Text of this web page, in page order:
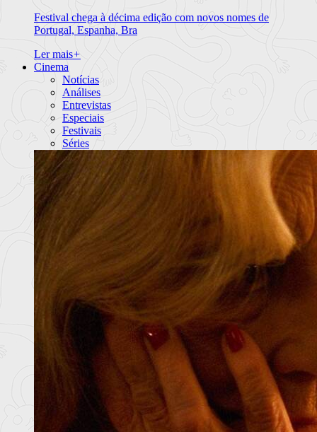
Festival chega à décima edição com novos nomes de
Portugal, Espanha, Bra
Ler mais+
Cinema
Notícias
Análises
Entrevistas
Especiais
Festivais
Séries